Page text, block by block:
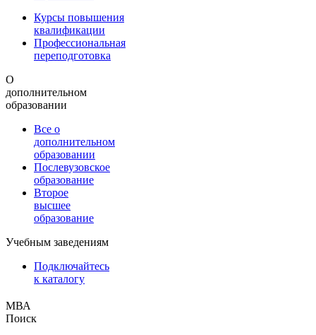
Курсы повышения
квалификации
Профессиональная
переподготовка
О
дополнительном
образовании
Все о
дополнительном
образовании
Послевузовское
образование
Второе
высшее
образование
Учебным заведениям
Подключайтесь
к каталогу
МВА
Поиск